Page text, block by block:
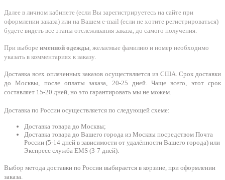
Далее в личном кабинете (если Вы зарегистрируетесь на сайте при
оформлении заказа) или на Вашем e-mail (если не хотите регистрироваться)
будете видеть все этапы отслеживания заказа, до самого получения.
При выборе именной одежды, желаемые фамилию и номер необходимо
указать в комментариях к заказу.
Доставка всех оплаченных заказов осуществляется из США. Срок доставки
до Москвы, после оплаты заказа, 20-25 дней. Чаще всего, этот срок
составляет 15-20 дней, но это гарантировать мы не можем.
Доставка по России осуществляется по следующей схеме:
Доставка товара до Москвы;
Доставка товара до Вашего города из Москвы посредством Почта
России (5-14 дней в зависимости от удалённости Вашего города) или
Экспресс служба EMS (3-7 дней).
Выбор метода доставки по России выбирается в корзине, при оформлении
заказа.